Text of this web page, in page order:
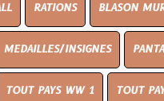
BLASON MURAL
PANTALON/SHORT/
1 TOUT PAYS WW2